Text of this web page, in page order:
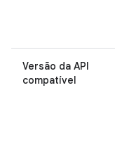
Versão da API
compatível